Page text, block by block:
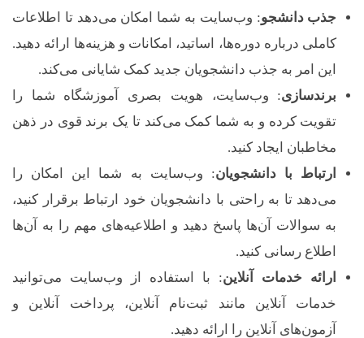
جذب دانشجو: وب‌سایت به شما امکان می‌دهد تا اطلاعات
کاملی درباره دوره‌ها، اساتید، امکانات و هزینه‌ها ارائه دهید.
این امر به جذب دانشجویان جدید کمک شایانی می‌کند.
برندسازی: وب‌سایت، هویت بصری آموزشگاه شما را
تقویت کرده و به شما کمک می‌کند تا یک برند قوی در ذهن
مخاطبان ایجاد کنید.
ارتباط با دانشجویان: وب‌سایت به شما این امکان را
می‌دهد تا به راحتی با دانشجویان خود ارتباط برقرار کنید،
به سوالات آن‌ها پاسخ دهید و اطلاعیه‌های مهم را به آن‌ها
اطلاع رسانی کنید.
ارائه خدمات آنلاین: با استفاده از وب‌سایت می‌توانید
خدمات آنلاین مانند ثبت‌نام آنلاین، پرداخت آنلاین و
آزمون‌های آنلاین را ارائه دهید.